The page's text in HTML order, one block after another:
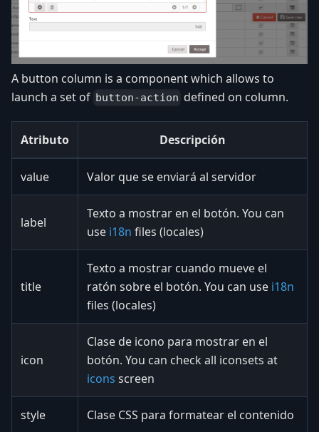
A button column is a component which allows to
launch a set of button-action defined on column.
Atributo Descripción
value Valor que se enviará al servidor
label
Texto a mostrar en el botón. You can
use i18n files (locales)
title
Texto a mostrar cuando mueve el
ratón sobre el botón. You can use i18n
files (locales)
icon
Clase de icono para mostrar en el
botón. You can check all iconsets at
icons screen
style Clase CSS para formatear el contenido